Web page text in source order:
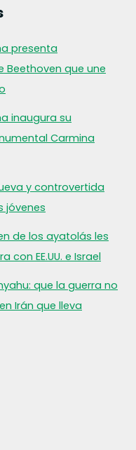
presenta
Beethoven que une
inaugura su
Carmina
y controvertida
jóvenes
de los ayatolás les
con EE.UU. e Israel
que la guerra no
Irán que lleva